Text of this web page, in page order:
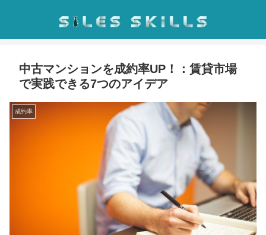
中古マンションを成約率UP！：賃貸市場
で実践できる7つのアイデア
成約率